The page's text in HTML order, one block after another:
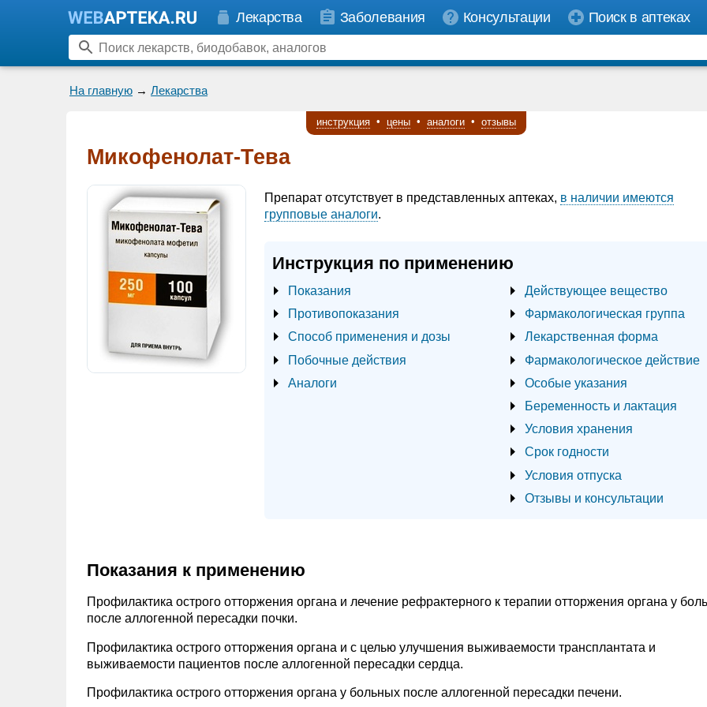
Лекарства Заболевания Консультации Поиск в аптеках
На главную → Лекарства
инструкция • цены • аналоги • отзывы
Микофенолат-Тева
Препарат отсутствует в представленных аптеках, в наличии имеются
групповые аналоги.
Инструкция по применению
Показания
Противопоказания
Способ применения и дозы
Побочные действия
Аналоги
Действующее вещество
Фармакологическая группа
Лекарственная форма
Фармакологическое действие
Особые указания
Беременность и лактация
Условия хранения
Срок годности
Условия отпуска
Отзывы и консультации
Показания к применению
Профилактика острого отторжения органа и лечение рефрактерного к терапии отторжения органа у
после аллогенной пересадки почки.
Профилактика острого отторжения органа и с целью улучшения выживаемости трансплантата и
выживаемости пациентов после аллогенной пересадки сердца.
Профилактика острого отторжения органа у больных после аллогенной пересадки печени.